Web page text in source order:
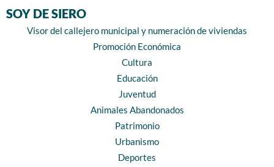
SOY DE SIERO
Visor del callejero municipal y numeración de viviendas
Promoción Económica
Cultura
Educación
Juventud
Animales Abandonados
Patrimonio
Urbanismo
Deportes